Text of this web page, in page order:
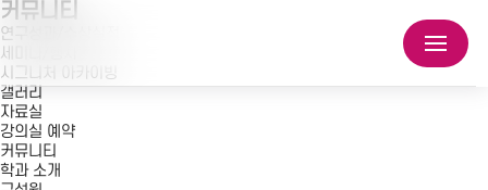
커뮤니티
연구성과/수상실적
세미나/행사
시그니처 아카이빙
갤러리
자료실
강의실 예약
커뮤니티
학과 소개